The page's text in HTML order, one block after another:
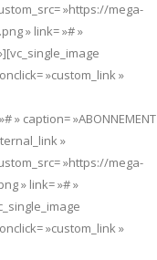
»https://mega-
» link= »# »
»custom_link »
caption= »ABONNEMENT
»
»https://mega-
» link= »# »
»custom_link »